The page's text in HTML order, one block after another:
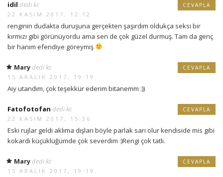
idil dedi ki:
22 KASIM 2017, 12:12
renginin dudakta duruşuna gerçekten şaşırdım oldukça seksi bir
kırmızı gibi görünüyordu ama sen de çok güzel durmuş. Tam da genç
bir hanım efendiye göreymiş
CEVAPLA
Mary dedi ki:
15 ARALIK 2017, 19:19
Aiy utandım, çok teşekkür ederim bitanemm :))
CEVAPLA
Fatofotofan dedi ki:
22 KASIM 2017, 15:36
Eski rujlar geldi aklıma dışları böyle parlak sarı olur kendiside mis gibi
kokardı küçüklüğümde çok severdim :)Rengi çok tatlı.
CEVAPLA
Mary dedi ki:
15 ARALIK 2017, 19:19
CEVAPLA